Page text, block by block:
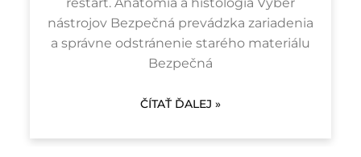
reštart. Anatómia a histológia Výber
nástrojov Bezpečná prevádzka zariadenia
a správne odstránenie starého materiálu
Bezpečná
ČÍTAŤ ĎALEJ »